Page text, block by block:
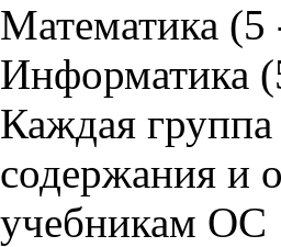
Математика (5
Информатика
Каждая группа
содержания и
учебникам